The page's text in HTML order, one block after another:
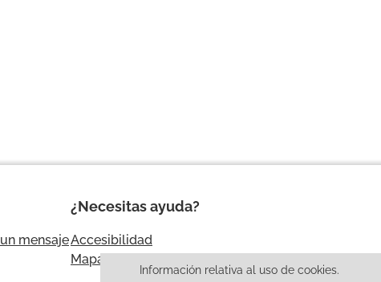
Información relativa al uso de cookies.
mensaje
¿Necesitas ayuda?
Accesibilidad
Mapa web